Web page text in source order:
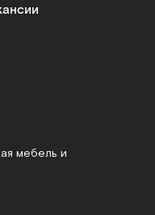
мебель и